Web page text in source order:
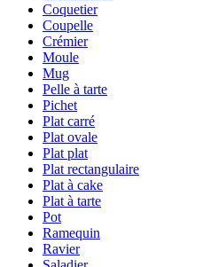
Coquetier
Coupelle
Crémier
Moule
Mug
Pelle à tarte
Pichet
Plat carré
Plat ovale
Plat plat
Plat rectangulaire
Plat à cake
Plat à tarte
Pot
Ramequin
Ravier